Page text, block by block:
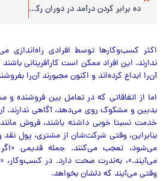
ده برابر کردن درآمد در دوران رکود
اکثر کسب‌و‌کارها توسط افرادی
ندارند. این افراد ممکن است کارآفرینانی
آن‌را ابداع کرده‌اند و اکنون مجبورند آن‌را
اما از اتفاقاتی که در تعامل بین فروشنده و
بدبین و مشکوک روی می‌دهد، آگاهی ندارند.
خدمت نسبتا خوبی داشته باشند، فروش
بنابراین، وقتی شرکت‌شان از مشتری، پول
می‌شود، تعجب می‌کنند. جمله قدیمی
می‌آیند.»، به‌ندرت صحت دارد. در کسب‌و‌کار،
وقتی می‌آیند که دلشان بخواهد.